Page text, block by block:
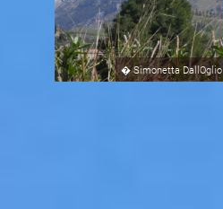
�Simonetta DallOglio